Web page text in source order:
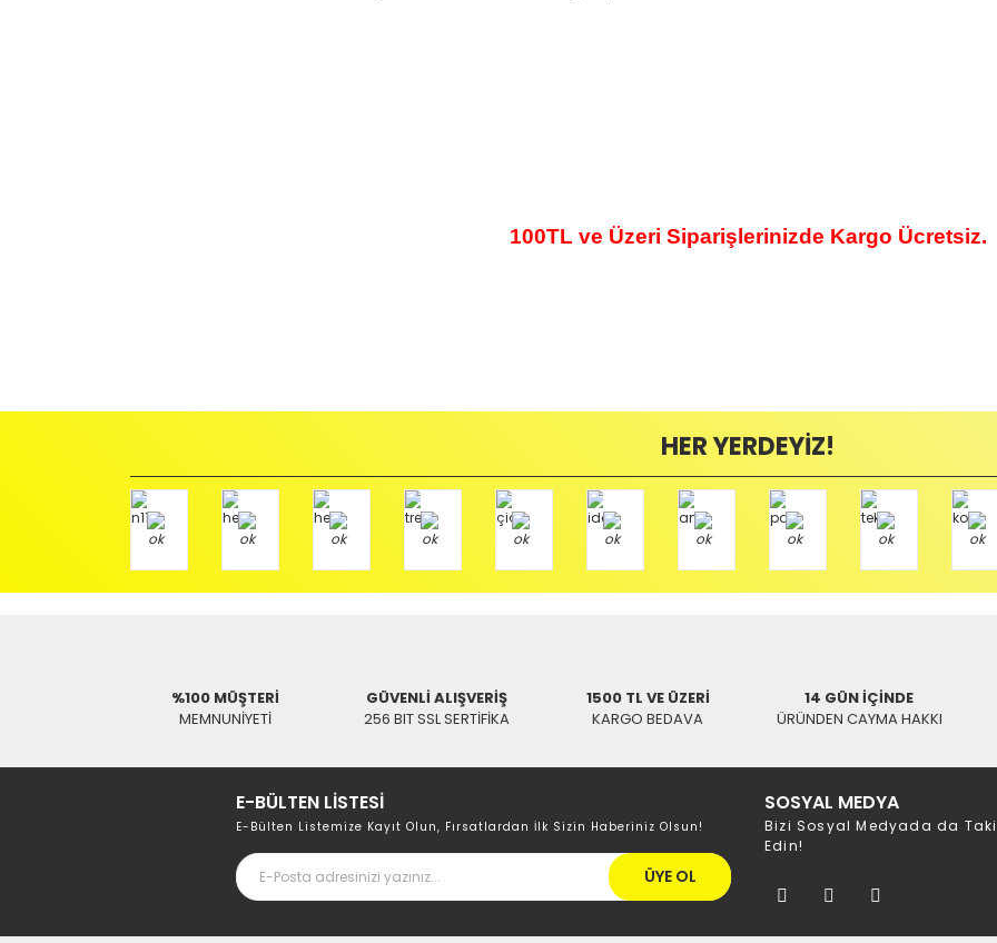
100TL ve Üzeri Siparişlerinizde Kargo Ücretsiz.
Yorum Yaz
gerekir.
ödemeli olarak göndermenizi rica ederiz.
Antenci Elektronik San.Tic.Ltd.Şti.
Adres : Akıncılar Mh. Pancar Arkası Sk. No:10/B2 KARESİ / BALIKESİR
Aras Kargo Anlaşma No : 152 294 193 1342
HER YERDEYİZ!
%100 MÜŞTERİ
MEMNUNİYETİ
GÜVENLİ ALIŞVERİŞ
256 BIT SSL SERTİFİKA
1500 TL VE ÜZERİ
KARGO BEDAVA
14 GÜN İÇİNDE
ÜRÜNDEN CAYMA HAKKI
E-BÜLTEN LİSTESİ
E-Bülten Listemize Kayıt Olun, Fırsatlardan İlk Sizin Haberiniz Olsun!
ÜYE OL
SOSYAL MEDYA
Bizi Sosyal Medyada da
Edin!